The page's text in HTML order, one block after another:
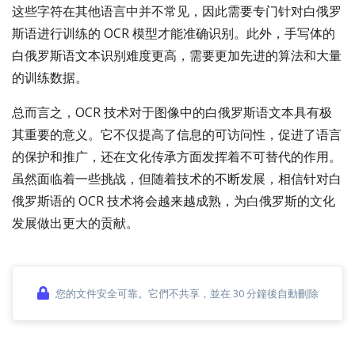
这些字符在其他语言中并不常见，因此需要专门针对白俄罗
斯语进行训练的 OCR 模型才能准确识别。此外，手写体的
白俄罗斯语文本识别难度更高，需要更加先进的算法和大量
的训练数据。
总而言之，OCR 技术对于图像中的白俄罗斯语文本具有极
其重要的意义。它不仅提高了信息的可访问性，促进了语言
的保护和推广，还在文化传承方面发挥着不可替代的作用。
虽然面临着一些挑战，但随着技术的不断发展，相信针对白
俄罗斯语的 OCR 技术将会越来越成熟，为白俄罗斯的文化
发展做出更大的贡献。
您的文件安全可靠。它們不共享，並在 30 分鐘後自動刪除